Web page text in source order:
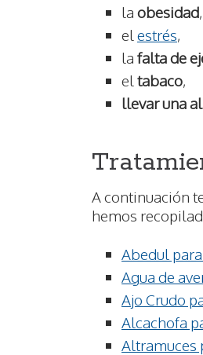
la obesidad,
el estrés,
la falta de
el tabaco,
llevar una
A continuación
hemos
Abedul
Agua de
Ajo Crudo
Alcachofa
Altramuces